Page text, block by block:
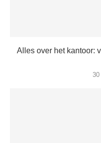
Alles over het kantoor: